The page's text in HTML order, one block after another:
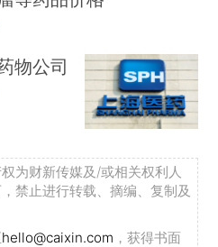
物公司
为财新传媒及/或相关权利人
禁止进行转载、摘编、复制及
hello@caixin.com ，获得书面